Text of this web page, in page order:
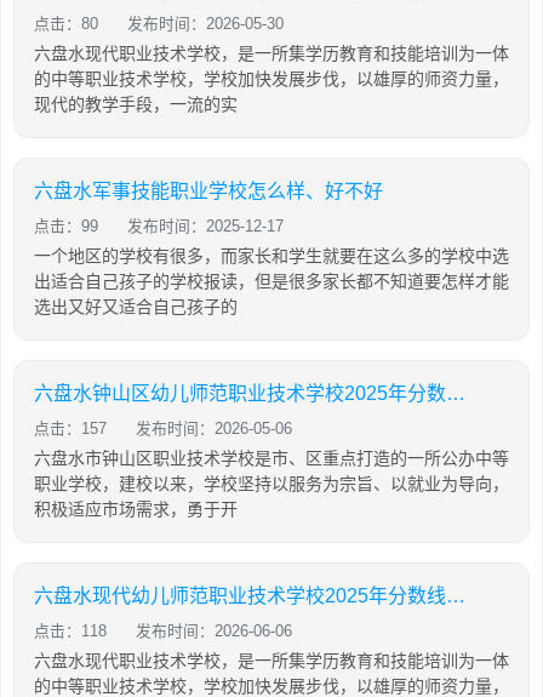
点击：80 发布时间：2026-05-30
六盘水现代职业技术学校，是一所集学历教育和技能培训为一体
的中等职业技术学校，学校加快发展步伐，以雄厚的师资力量，
现代的教学手段，一流的实
六盘水军事技能职业学校怎么样、好不好
点击：99 发布时间：2025-12-17
一个地区的学校有很多，而家长和学生就要在这么多的学校中选
出适合自己孩子的学校报读，但是很多家长都不知道要怎样才能
选出又好又适合自己孩子的
六盘水钟山区幼儿师范职业技术学校2025年分数线多少
点击：157 发布时间：2026-05-06
六盘水市钟山区职业技术学校是市、区重点打造的一所公办中等
职业学校，建校以来，学校坚持以服务为宗旨、以就业为导向，
积极适应市场需求，勇于开
六盘水现代幼儿师范职业技术学校2025年分数线多少
点击：118 发布时间：2026-06-06
六盘水现代职业技术学校，是一所集学历教育和技能培训为一体
的中等职业技术学校，学校加快发展步伐，以雄厚的师资力量，